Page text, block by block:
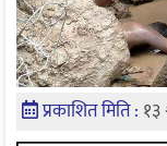
प्रकाशित मिति :